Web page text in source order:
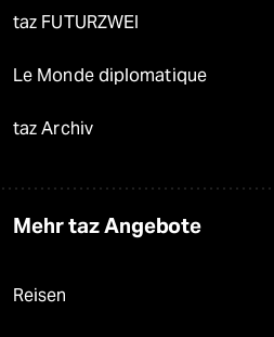
taz FUTURZWEI
Le Monde diplomatique
taz Archiv
Mehr taz Angebote
Reisen